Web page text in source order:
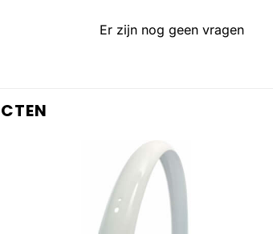
Er zijn nog geen vragen